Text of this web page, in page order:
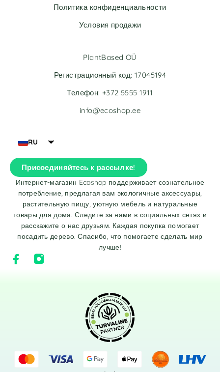
:
Политика конфиденциальности
Условия продажи
RU
Присоединяйтесь к рассылке!
Интернет-магазин Ecoshop поддерживает сознательное
потребление, предлагая вам экологичные аксессуары,
растительную пищу, уютную мебель и натуральные
товары для дома. Следите за нами в социальных сетях и
расскажите о нас друзьям. Каждая покупка помогает
посадить дерево. Спасибо, что помогаете сделать мир
лучше!
PlantBased OÜ
Регистрационный код: 17045194
Телефон: +372 5555 1911
info@ecoshop.ee